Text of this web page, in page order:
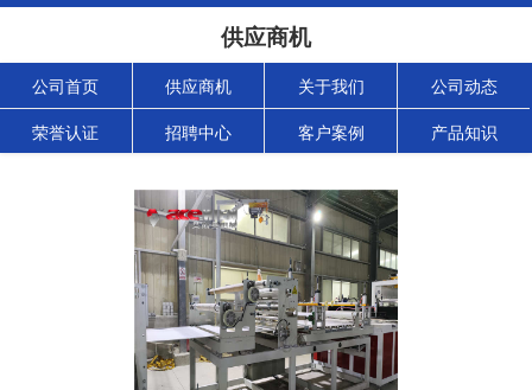
供应商机
公司首页 供应商机 关于我们 公司动态
荣誉认证 招聘中心 客户案例 产品知识